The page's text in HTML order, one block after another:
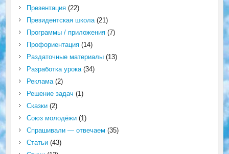
Презентация(22)
Президентская школа(21)
Программы / приложения(7)
Профориентация(14)
Раздаточные материалы(13)
Разработка урока(34)
Реклама(2)
Решение задач (1)
Сказки(2)
Союз молодёжи(1)
Спрашивали — отвечаем (35)
Статьи(43)